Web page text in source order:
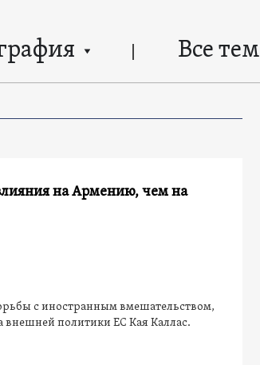
Все
на Армению, чем на
с иностранным вмешательством,
внешней политики ЕС Кая Каллас.